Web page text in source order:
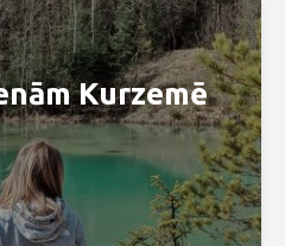
Kurzemē